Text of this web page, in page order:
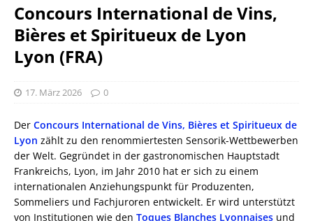
Concours International de Vins,
Bières et Spiritueux de Lyon
Lyon (FRA)
17. März 2026 0
Der Concours International de Vins, Bières et Spiritueux de
Lyon zählt zu den renommiertesten Sensorik-Wettbewerben
der Welt. Gegründet in der gastronomischen Hauptstadt
Frankreichs, Lyon, im Jahr 2010 hat er sich zu einem
internationalen Anziehungspunkt für Produzenten,
Sommeliers und Fachjuroren entwickelt. Er wird unterstützt
von Institutionen wie den Toques Blanches Lyonnaises und